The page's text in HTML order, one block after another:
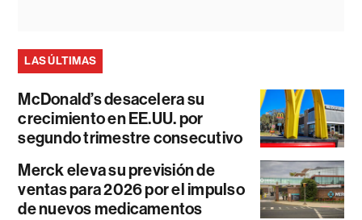
LAS ÚLTIMAS
McDonald’s desacelera su
crecimiento en EE.UU. por
segundo trimestre consecutivo
Merck eleva su previsión de
ventas para 2026 por el impulso
de nuevos medicamentos